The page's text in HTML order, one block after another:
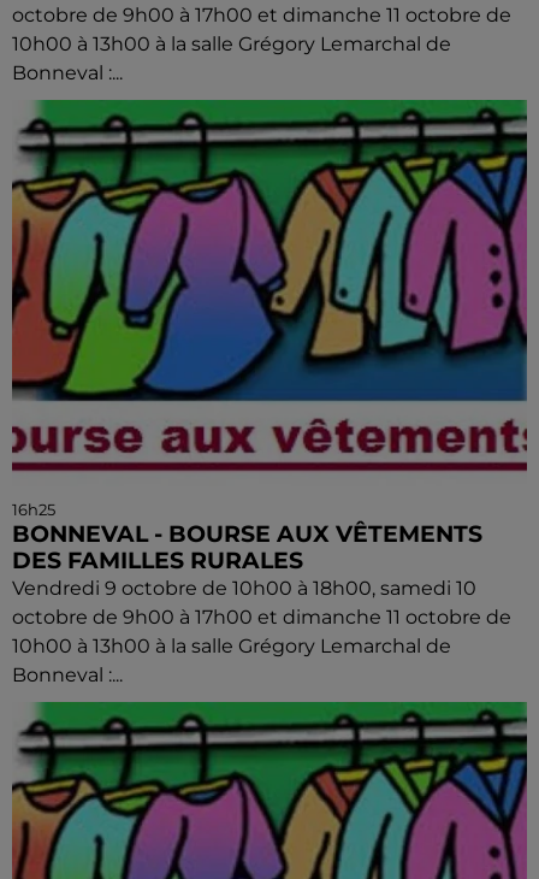
octobre de 9h00 à 17h00 et dimanche 11 octobre de
10h00 à 13h00 à la salle Grégory Lemarchal de
Bonneval :...
16h25
BONNEVAL - BOURSE AUX VÊTEMENTS
DES FAMILLES RURALES
Vendredi 9 octobre de 10h00 à 18h00, samedi 10
octobre de 9h00 à 17h00 et dimanche 11 octobre de
10h00 à 13h00 à la salle Grégory Lemarchal de
Bonneval :...